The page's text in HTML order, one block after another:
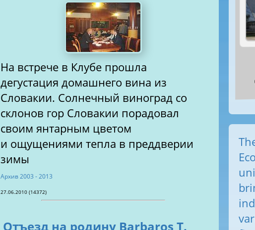
На встрече в Клубе прошла
дегустация домашнего вина из
Словакии. Солнечный виноград со
склонов гор Словакии порадовал
своим янтарным цветом
и ощущениями тепла в преддверии
зимы
Aрхив 2003 - 2013
27.06.2010 (14372)
Отъезд на родину Barbaros T.